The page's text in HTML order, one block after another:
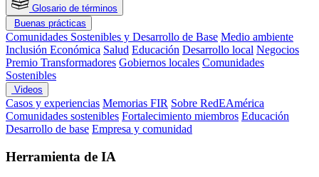
Glosario de términos
Buenas prácticas
Comunidades Sostenibles y Desarrollo de Base Medio ambiente
Inclusión Económica Salud Educación Desarrollo local Negocios
Premio Transformadores Gobiernos locales Comunidades
Sostenibles
Videos
Casos y experiencias Memorias FIR Sobre RedEAmérica
Comunidades sostenibles Fortalecimiento miembros Educación
Desarrollo de base Empresa y comunidad
Herramienta de IA